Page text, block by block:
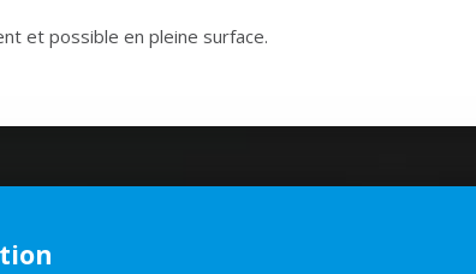
et possible en pleine surface.